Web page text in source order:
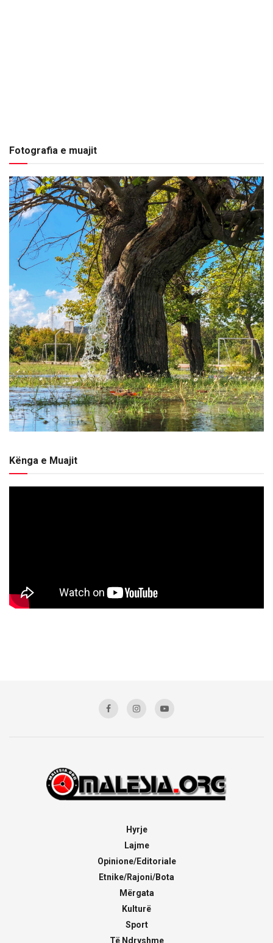
Fotografia e muajit
Kënga e Muajit
Hyrje
Lajme
Opinione/Editoriale
Etnike/Rajoni/Bota
Mërgata
Kulturë
Sport
Të Ndryshme